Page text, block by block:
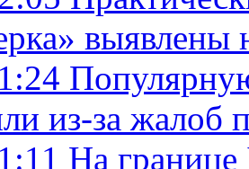
из-за жалоб
На границе